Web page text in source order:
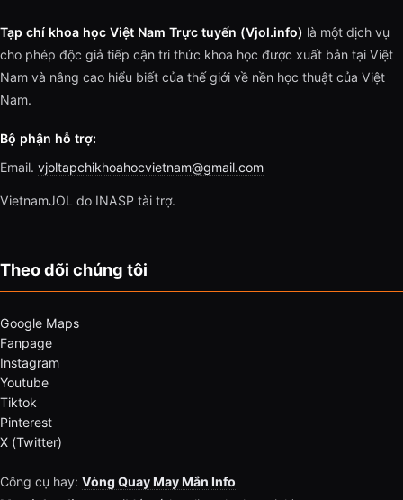
Tạp chí khoa học Việt Nam Trực tuyến (Vjol.info) là một dịch vụ
cho phép độc giả tiếp cận tri thức khoa học được xuất bản tại Việt
Nam và nâng cao hiểu biết của thế giới về nền học thuật của Việt
Nam.
Bộ phận hỗ trợ:
Email. vjoltapchikhoahocvietnam@gmail.com
VietnamJOL do INASP tài trợ.
Theo dõi chúng tôi
Google Maps
Fanpage
Instagram
Youtube
Tiktok
Pinterest
X (Twitter)
Công cụ hay: Vòng Quay May Mắn Info